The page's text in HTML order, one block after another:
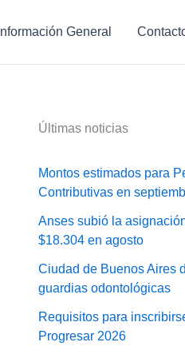
Información General
Últimas noticias
Montos estimados para
Contributivas en
Anses subió la
$18.304 en agosto
Ciudad de Buenos Aires
guardias odontológicas
Requisitos para
Progresar 2026